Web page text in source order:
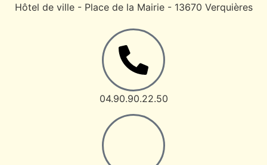
Hôtel de ville - Place de la Mairie - 13670 Verquières
04.90.90.22.50